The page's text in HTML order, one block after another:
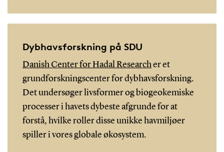
Dybhavsforskning på SDU
Danish Center for Hadal Researcher et
grundforskningscenter for dybhavsforskning.
Det undersøger livsformer og biogeokemiske
processer i havets dybeste afgrunde for at
forstå, hvilke roller disse unikke havmiljøer
spiller i vores globale økosystem.